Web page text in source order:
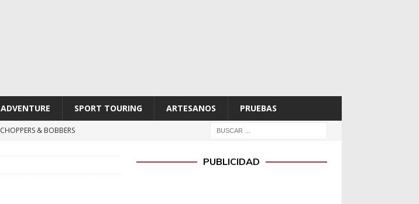
ADVENTURE SPORT TOURING ARTESANOS PRUEBAS
CHOPPERS & BOBBERS
PUBLICIDAD